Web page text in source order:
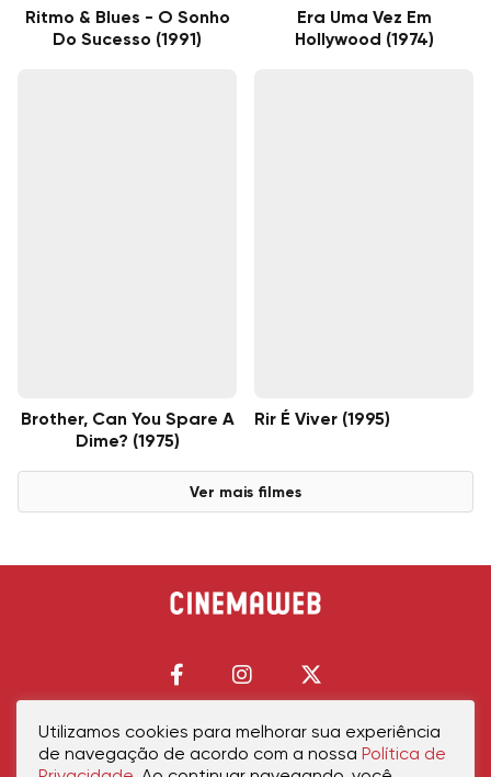
Ritmo & Blues - O Sonho
Do Sucesso (1991)
Era Uma Vez Em
Hollywood (1974)
Brother, Can You Spare A
Dime? (1975)
Rir É Viver (1995)
Ver mais filmes
Início Política de PrivacidadePolítica de CookiesContatoSobre Nós
Utilizamos cookies para melhorar sua experiência
de navegação de acordo com a nossa Política de